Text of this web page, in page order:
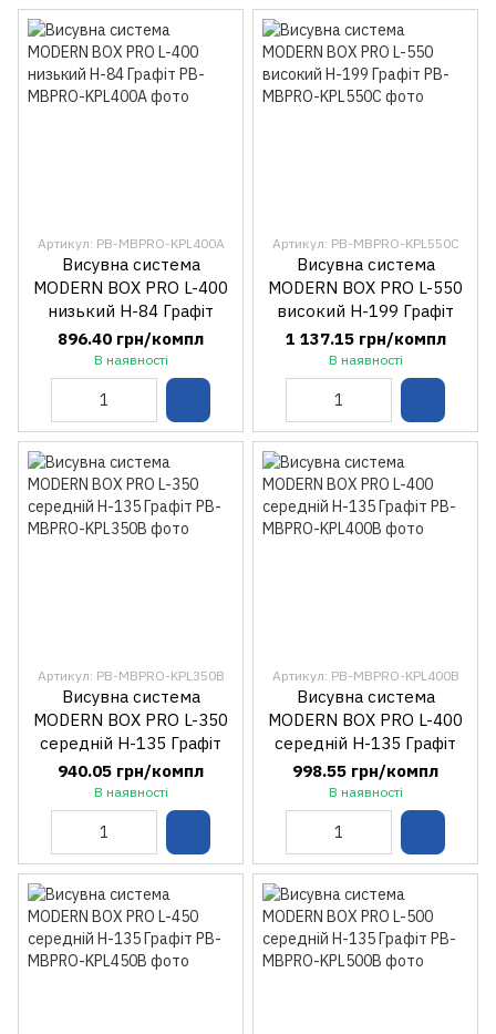
Артикул: PB-MBPRO-KPL400A
Висувна система
MODERN BOX PRO L-400
низький H-84 Графіт
896.40 грн/компл
В наявності
Артикул: PB-MBPRO-KPL550C
Висувна система
MODERN BOX PRO L-550
високий H-199 Графіт
1 137.15 грн/компл
В наявності
Артикул: PB-MBPRO-KPL350B
Висувна система
MODERN BOX PRO L-350
середній H-135 Графіт
940.05 грн/компл
В наявності
Артикул: PB-MBPRO-KPL400B
Висувна система
MODERN BOX PRO L-400
середній H-135 Графіт
998.55 грн/компл
В наявності